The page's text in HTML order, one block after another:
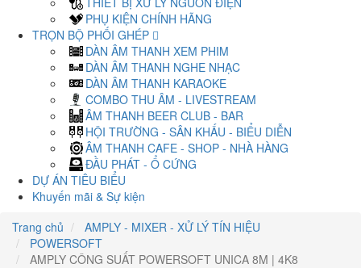
PHỤ KIỆN CHÍNH HÃNG
TRỌN BỘ PHỐI GHÉP
DÀN ÂM THANH XEM PHIM
DÀN ÂM THANH NGHE NHẠC
DÀN ÂM THANH KARAOKE
COMBO THU ÂM - LIVESTREAM
ÂM THANH BEER CLUB - BAR
HỘI TRƯỜNG - SÂN KHẤU - BIỂU DIỄN
ÂM THANH CAFE - SHOP - NHÀ HÀNG
ĐẦU PHÁT - Ổ CỨNG
DỰ ÁN TIÊU BIỂU
Khuyến mãi & Sự kiện
Trang chủ
AMPLY - MIXER - XỬ LÝ TÍN HIỆU
POWERSOFT
AMPLY CÔNG SUẤT POWERSOFT UNICA 8M | 4K8